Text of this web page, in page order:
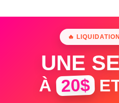
🔥
UNE
À 20$